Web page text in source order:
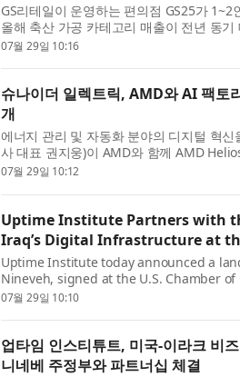
GS리테일이 운영하는 편의점 GS25가
올해 축산 가공 카테고리 매출이 전년 동
전략의 일환으로 축산 상품 차별화에 집중
07월 29일 10:16
슈나이더 일렉트릭, AMD와 AI 팩토
개
에너지 관리 및 자동화 분야의 디지털 혁
사 대표 권지웅)이 AMD와 함께 AMD
증을 완료했다고 밝혔다. 이번 레퍼런스
07월 29일 10:12
Uptime Institute Partners with
Iraq’s Digital Infrastructure at
Uptime Institute today announced a
Nineveh, signed at the U.S. Chamber
the region’s digital transformation and
07월 29일 10:10
업타임 인스티튜트, 미국-이라크 비
니네베 주정부와 파트너십 체결